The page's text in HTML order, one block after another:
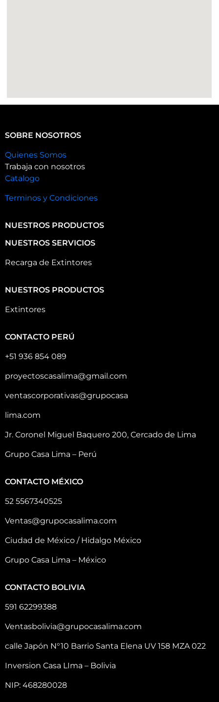
SOBRE NOSOTROS
Quienes Somos
Trabaja con nosotros
Catalogo
Terminos y Condiciones
NUESTROS PRODUCTOS
NUESTROS SERVICIOS
Recarga de Extintores
NUESTROS PRODUCTOS
Extintores
CONTACTO PERÚ
+51 936 854 089
proyectoscasalima@gmail.com
ventascorporativas@grupocasa
lima.com
Jr. Coronel Miguel Baquero 200, Cercado de Lima
Grupo Casa Lima – Perú
CONTACTO MÉXICO
52 5567340525
Ventas@grupocasalima.com
Ciudad de México / Hidalgo México
Grupo Casa Lima – México
CONTACTO BOLIVIA
591 62299388
Ventasbolivia@grupocasalima.com
calle Japón N°10 Barrio Santa Elena UV 158 MZA 022
Inversion Casa LIma – Bolivia
NIP: 468280028